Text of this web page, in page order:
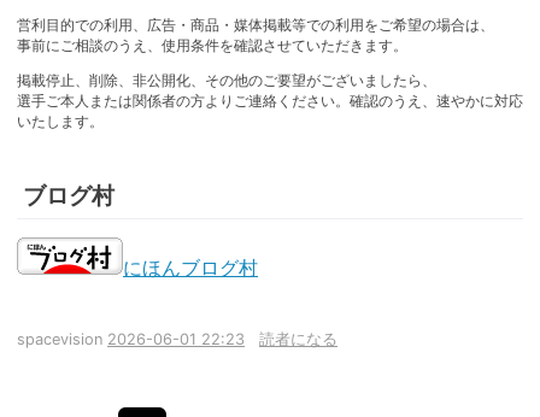
営利目的での利用、広告・商品・媒体掲載等での利用をご希望の場合は、
事前にご相談のうえ、使用条件を確認させていただきます。
掲載停止、削除、非公開化、その他のご要望がございましたら、
選手ご本人または関係者の方よりご連絡ください。確認のうえ、速やかに対応
いたします。
ブログ村
にほんブログ村
spacevision 2026-06-01 22:23 読者になる